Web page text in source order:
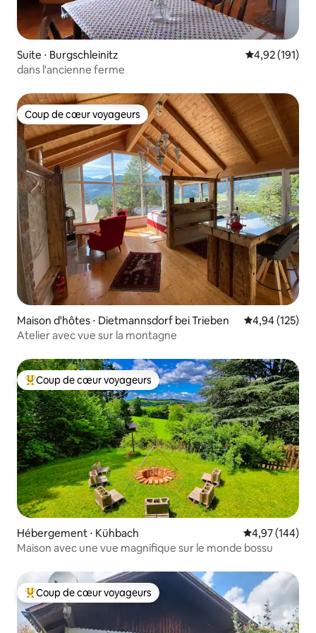
Suite ⋅ Burgschleinitz Évaluation
4,92 (191)
dans l'ancienne ferme
Coup de cœur voyageurs
Coup de cœur voyageurs
Maison d'hôtes ⋅ Dietmannsdorf bei Trieben Évaluation
4,94 (125)
Atelier avec vue sur la montagne
Coups de cœur voyageurs les plus appréciés
Coup de cœur voyageurs
Hébergement ⋅ Kühbach Évaluation
4,97 (144)
Maison avec une vue magnifique sur le monde bossu
Coups de cœur voyageurs les plus appréciés
Coup de cœur voyageurs